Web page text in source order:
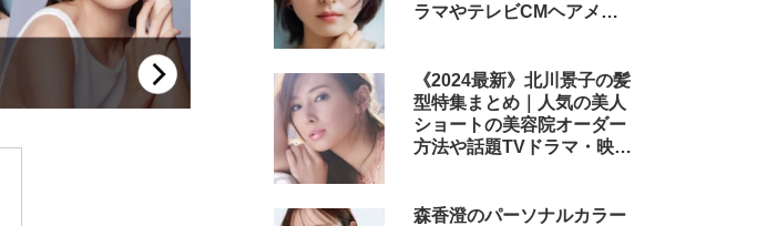
ラマやテレビCMヘアメイ
《2024最新》北川景子の髪
型特集まとめ｜人気の美人
ショートの美容院オーダー
方法や話題TVドラマ・映画
森香澄のパーソナルカラー